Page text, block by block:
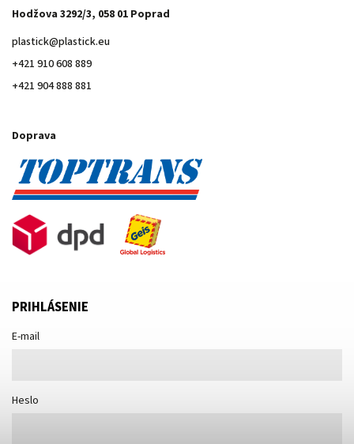
Hodžova 3292/3, 058 01 Poprad
plastick@plastick.eu
+421 910 608 889
+421 904 888 881
Doprava
PRIHLÁSENIE
E-mail
Heslo